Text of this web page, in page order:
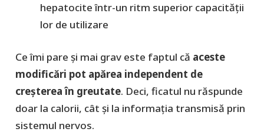
hepatocite într-un ritm superior capacității
lor de utilizare
Ce îmi pare şi mai grav este faptul că aceste
modificări pot apărea independent de
creșterea în greutate. Deci, ficatul nu răspunde
doar la calorii, cât și la informația transmisă prin
sistemul nervos.